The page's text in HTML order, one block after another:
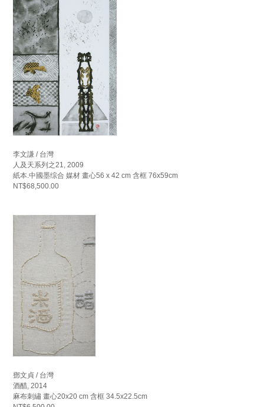
李文謙 / 台灣
人及天系列之21, 2009
紙本.中國墨综合 媒材 畫心56 x 42 cm 含框 76x59cm
NT$68,500.00
鄧文貞 / 台灣
酒醋, 2014
麻布刺繡 畫心20x20 cm 含框 34.5x22.5cm